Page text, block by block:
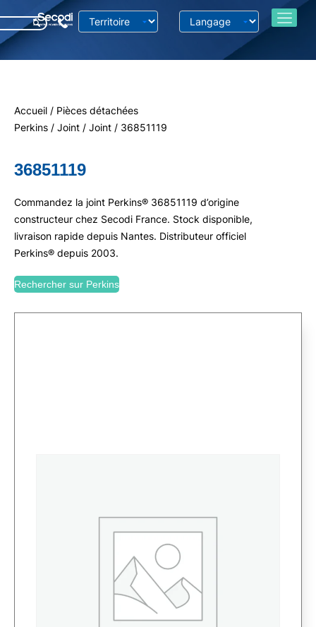
Accueil / Pièces détachées
Perkins / Joint / Joint / 36851119
36851119
Commandez la joint Perkins® 36851119 d’origine
constructeur chez Secodi France. Stock disponible,
livraison rapide depuis Nantes. Distributeur officiel
Perkins® depuis 2003.
Rechercher sur Perkins